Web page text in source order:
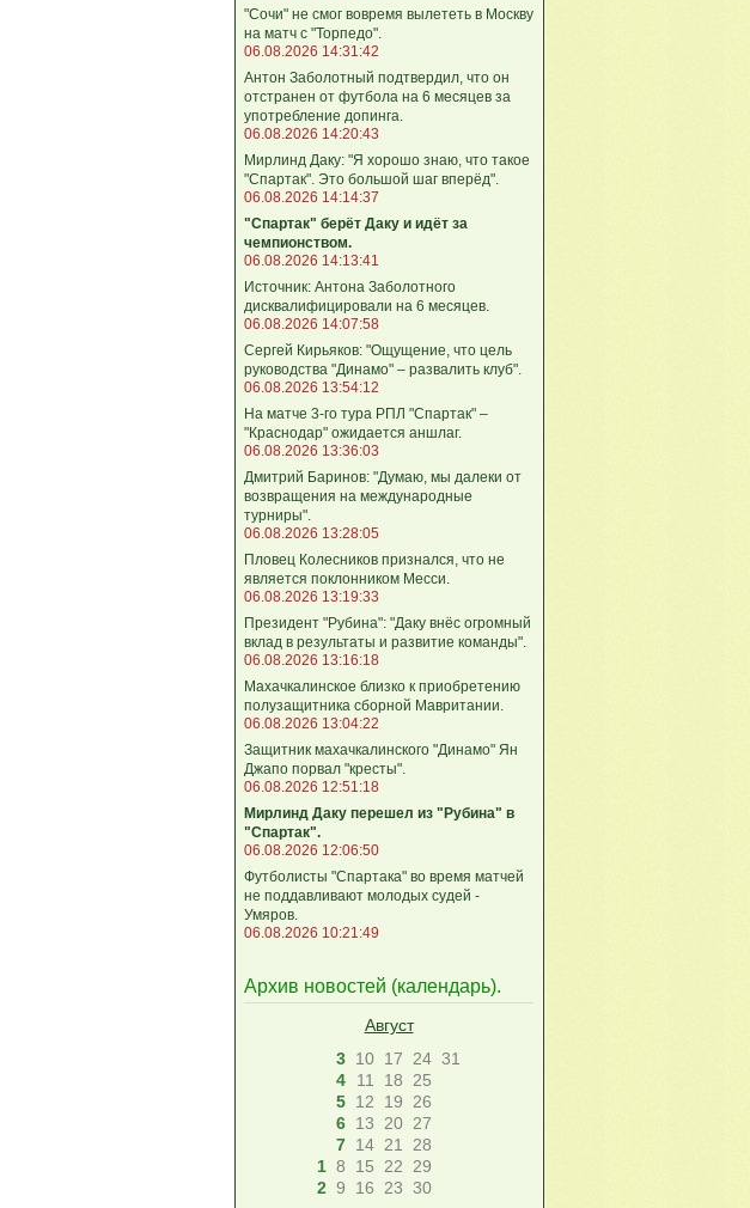
"Сочи" не смог вовремя вылететь в Москву
на матч с "Торпедо".
06.08.2026 14:31:42
Антон Заболотный подтвердил, что он
отстранен от футбола на 6 месяцев за
употребление допинга.
06.08.2026 14:20:43
Мирлинд Даку: "Я хорошо знаю, что такое
"Спартак". Это большой шаг вперёд".
06.08.2026 14:14:37
"Спартак" берёт Даку и идёт за
чемпионством.
06.08.2026 14:13:41
Источник: Антона Заболотного
дисквалифицировали на 6 месяцев.
06.08.2026 14:07:58
Сергей Кирьяков: "Ощущение, что цель
руководства "Динамо" – развалить клуб".
06.08.2026 13:54:12
На матче 3-го тура РПЛ "Спартак" –
"Краснодар" ожидается аншлаг.
06.08.2026 13:36:03
Дмитрий Баринов: "Думаю, мы далеки от
возвращения на международные
турниры".
06.08.2026 13:28:05
Пловец Колесников признался, что не
является поклонником Месси.
06.08.2026 13:19:33
Президент "Рубина": "Даку внёс огромный
вклад в результаты и развитие команды".
06.08.2026 13:16:18
Махачкалинское близко к приобретению
полузащитника сборной Мавритании.
06.08.2026 13:04:22
Защитник махачкалинского "Динамо" Ян
Джапо порвал "кресты".
06.08.2026 12:51:18
Мирлинд Даку перешел из "Рубина" в
"Спартак".
06.08.2026 12:06:50
Футболисты "Спартака" во время матчей
не поддавливают молодых судей -
Умяров.
06.08.2026 10:21:49
Архив новостей (календарь).
Август
3 10 17 24 31
4
11 18
25
5 12 19
26
6 13 20 27
7 14 21
28
1 8 15 22
29
2 9 16 23 30